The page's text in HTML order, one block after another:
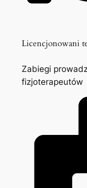
Licencjonowani
Zabiegi
fizjoterapeutów